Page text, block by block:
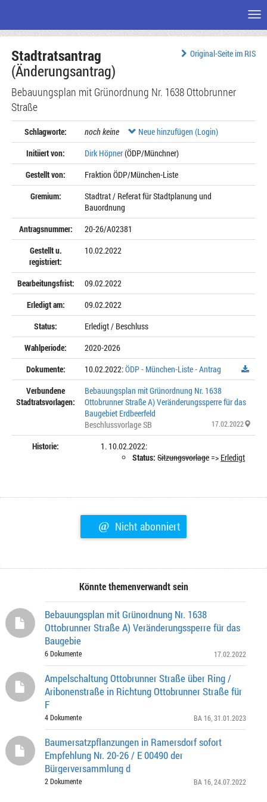
Seiteninhalt
Original-Seite im RIS
Stadtratsantrag
(Änderungsantrag)
Bebauungsplan mit Grünordnung Nr. 1638 Ottobrunner
Straße
Schlagworte: noch keine
Neue hinzufügen (Login)
Initiiert von:
Dirk Höpner(ÖDP/Münchner)
Gestellt von:
Fraktion ÖDP/München-Liste
Gremium:
Stadtrat / Referat für Stadtplanung und
Bauordnung
Antragsnummer:
20-26/A02381
Gestellt u.
registriert:
10.02.2022
Bearbeitungsfrist:
09.02.2022
Erledigt am:
09.02.2022
Status:
Erledigt / Beschluss
Wahlperiode:
2020-2026
Dokumente:
10.02.2022:ÖDP - München-Liste - Antrag
Verbundene
Stadtratsvorlagen:
Bebauungsplan mit Grünordnung Nr. 1638
Ottobrunner Straße A) Veränderungssperre für das
Baugebiet Erdbeerfeld
Beschlussvorlage SB
17.02.2022
Historie:
10.02.2022:
Status: Sitzungsvorlage=> Erledigt
@ Nicht abonniert
Könnte themenverwandt sein
Bebauungsplan mit Grünordnung Nr. 1638
Ottobrunner Straße A) Veränderungssperre für das
Baugebie
6 Dokumente 17.02.2022
Ampelschaltung Ottobrunner Straße über Ring /
Aribonenstraße in Richtung Ottobrunner Straße für
F
4 Dokumente BA 16 , 31.01.2023
Baumersatzpflanzungen in Ramersdorf sofort
Empfehlung Nr. 20-26 / E 00490 der
Bürgerversammlung d
2 Dokumente BA 16 , 24.07.2022